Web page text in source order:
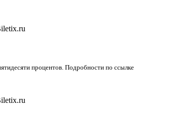
процентов. Подробности по ссылке